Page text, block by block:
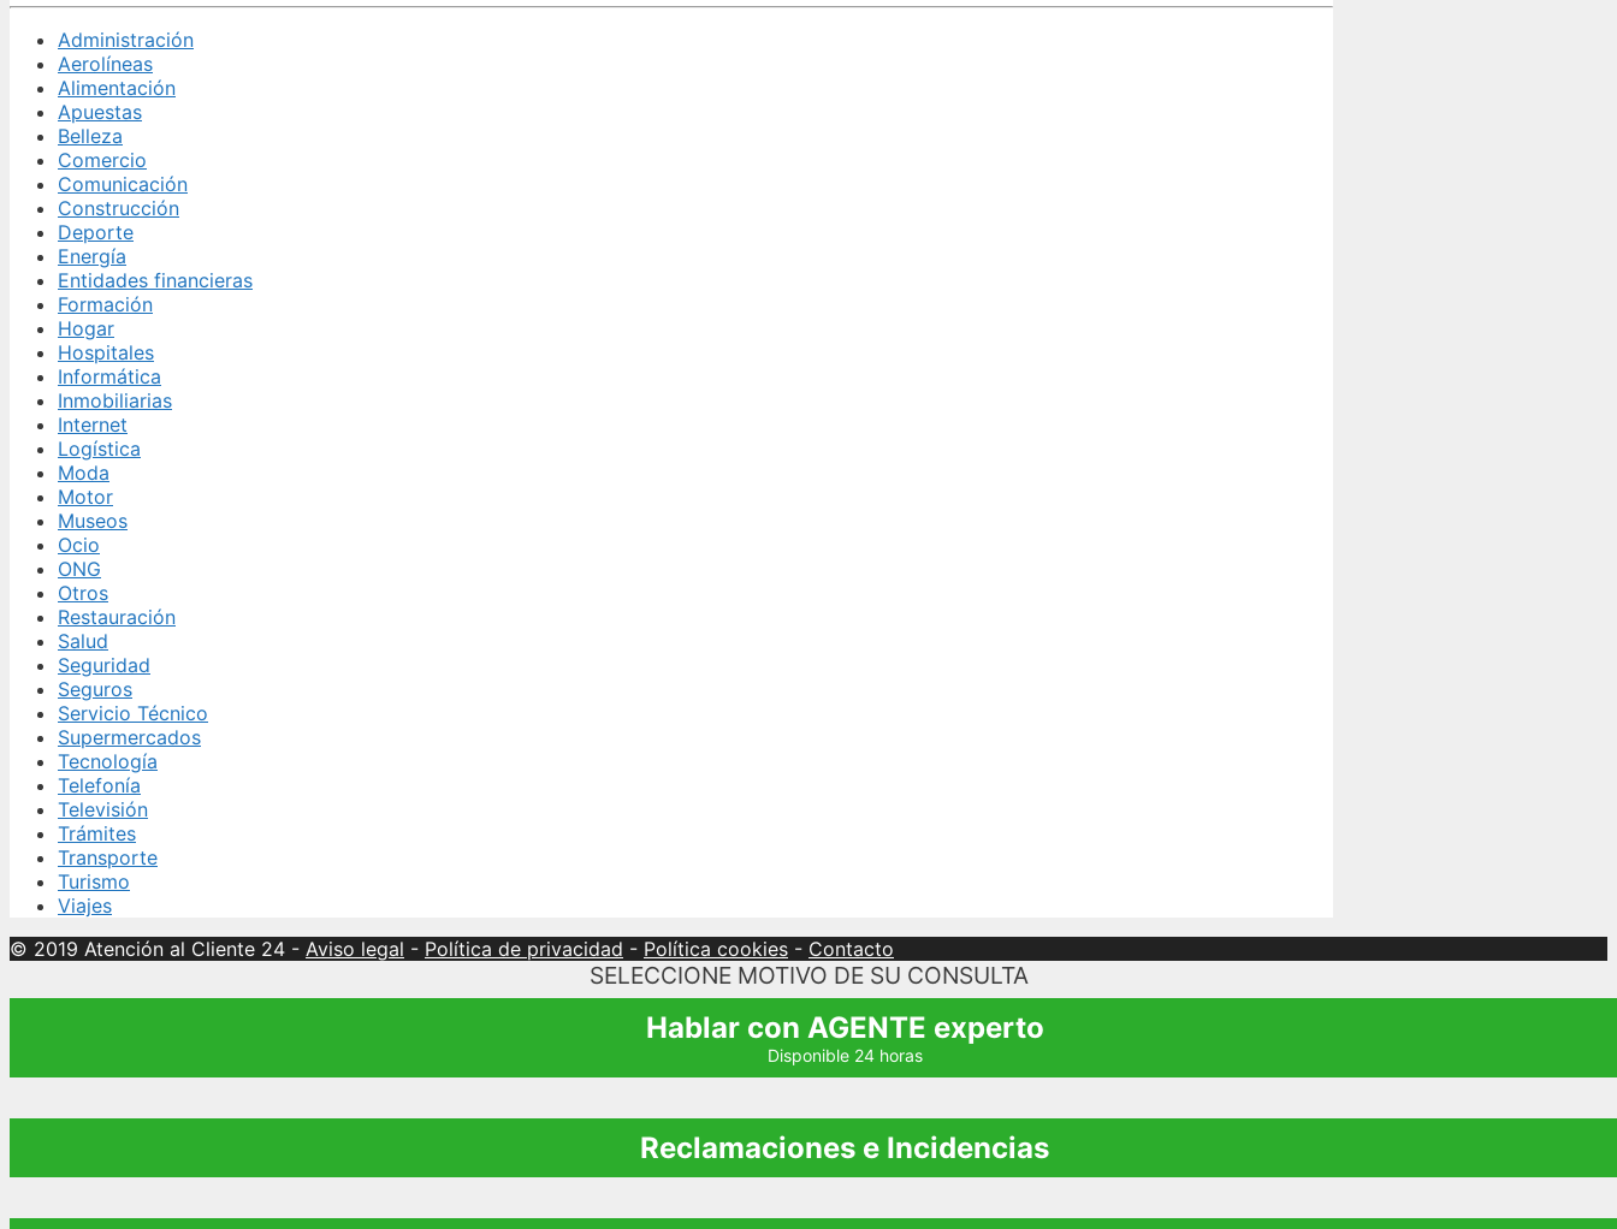
Administración
Aerolíneas
Alimentación
Apuestas
Belleza
Comercio
Comunicación
Construcción
Deporte
Energía
Entidades financieras
Formación
Hogar
Hospitales
Informática
Inmobiliarias
Internet
Logística
Moda
Motor
Museos
Ocio
ONG
Otros
Restauración
Salud
Seguridad
Seguros
Servicio Técnico
Supermercados
Tecnología
Telefonía
Televisión
Trámites
Transporte
Turismo
Viajes
© 2019 Atención al Cliente 24 - Aviso legal - Política de privacidad - Política cookies - Contacto
SELECCIONE MOTIVO DE SU CONSULTA
Hablar con AGENTE experto
Disponible 24 horas
Reclamaciones e Incidencias